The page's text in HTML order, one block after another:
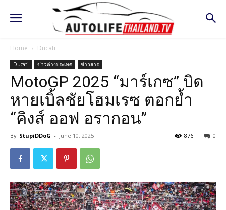
Home Ducati
Ducati ข่าวต่างประเทศ ข่าวสาร
MotoGP 2025 “มาร์เกซ” บิด
หายเบิ้ลชัยโฮมเรซ ตอกย้ำ
“คิงส์ ออฟ อรากอน”
By StupiDDoG - June 10, 2025 0
876